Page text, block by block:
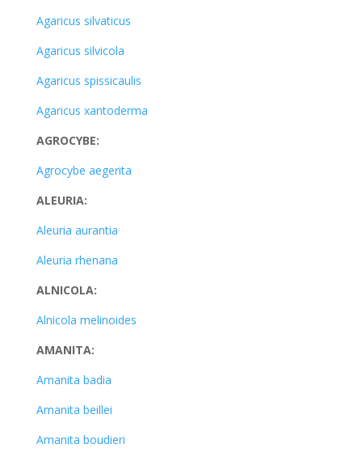
Agaricus silvaticus
Agaricus silvicola
Agaricus spissicaulis
Agaricus xantoderma
AGROCYBE:
Agrocybe aegerita
ALEURIA:
Aleuria aurantia
Aleuria rhenana
ALNICOLA:
Alnicola melinoides
AMANITA:
Amanita badia
Amanita beillei
Amanita boudieri